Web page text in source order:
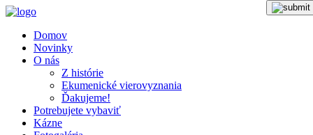
Domov
Novinky
O nás
Z histórie
Ekumenické vierovyznania
Ďakujeme!
Potrebujete vybaviť
Kázne